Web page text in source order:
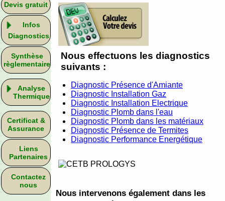
Devis gratuit
Infos
Diagnostics
Synthèse
règlementaire
Analyse
Thermique
Certificat &
Assurance
Liens
Partenaires
Contactez
nous
Nous effectuons les diagnostics
suivants :
Diagnostic Présence d'Amiante
Diagnostic Installation Gaz
Diagnostic Installation Electrique
Diagnostic Plomb dans l'eau
Diagnostic Plomb dans les matériaux
Diagnostic Présence de Termites
Diagnostic Performance Energétique
Nous intervenons également dans les